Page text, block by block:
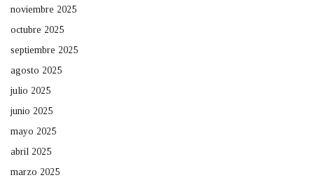
noviembre 2025
octubre 2025
septiembre 2025
agosto 2025
julio 2025
junio 2025
mayo 2025
abril 2025
marzo 2025